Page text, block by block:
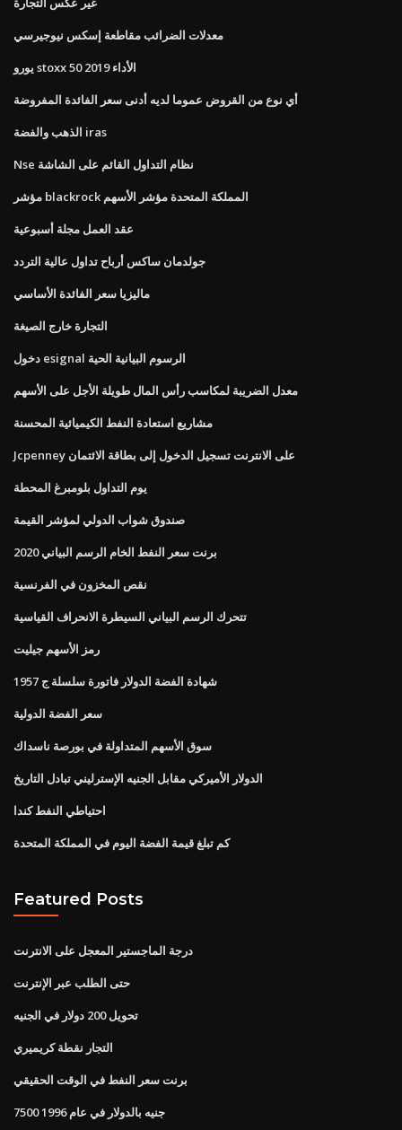
معدلات الضرائب مقاطعة إسكس نيوجيرسي
يورو stoxx 50 الأداء 2019
أي نوع من القروض عموما لديه أدنى سعر الفائدة المفروضة
الذهب والفضة iras
Nse نظام التداول القائم على الشاشة
مؤشر blackrock المملكة المتحدة مؤشر الأسهم
عقد العمل مجلة أسبوعية
جولدمان ساكس أرباح تداول عالية التردد
ماليزيا سعر الفائدة الأساسي
التجارة خارج الصيغة
دخول esignal الرسوم البيانية الحية
معدل الضريبة لمكاسب رأس المال طويلة الأجل على الأسهم
مشاريع استعادة النفط الكيميائية المحسنة
Jcpenney على الانترنت تسجيل الدخول إلى بطاقة الائتمان
يوم التداول بلومبرغ المحطة
صندوق شواب الدولي لمؤشر القيمة
برنت سعر النفط الخام الرسم البياني 2020
نقص المخزون في الفرنسية
تتحرك الرسم البياني السيطرة الانحراف القياسية
رمز الأسهم جيليت
1957 شهادة الفضة الدولار فاتورة سلسلة ج
سعر الفضة الدولية
سوق الأسهم المتداولة في بورصة ناسداك
الدولار الأميركي مقابل الجنيه الإسترليني تبادل التاريخ
احتياطي النفط كندا
كم تبلغ قيمة الفضة اليوم في المملكة المتحدة
Featured Posts
درجة الماجستير المعجل على الانترنت
حتى الطلب عبر الإنترنت
تحويل 200 دولار في الجنيه
التجار نقطة كريميري
برنت سعر النفط في الوقت الحقيقي
7500 جنيه بالدولار في عام 1996